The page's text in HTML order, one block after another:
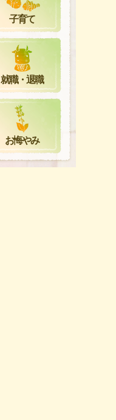
子育て
就職・退職
お悔やみ